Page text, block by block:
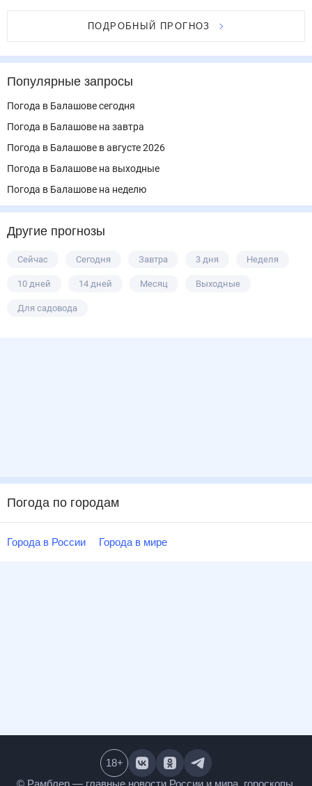
ПОДРОБНЫЙ ПРОГНОЗ
Популярные запросы
Погода в Балашове сегодня
Погода в Балашове на завтра
Погода в Балашове в августе 2026
Погода в Балашове на выходные
Погода в Балашове на неделю
Другие прогнозы
Сейчас Сегодня Завтра 3 дня Неделя
10 дней 14 дней Месяц Выходные
Для садовода
Погода по городам
Города в России Города в мире
18+